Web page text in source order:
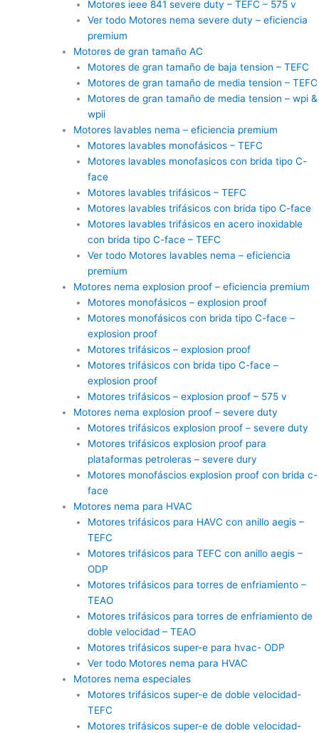
Motores ieee 841 severe duty – TEFC – 575 v
Ver todo Motores nema severe duty – eficiencia
premium
Motores de gran tamaño AC
Motores de gran tamaño de baja tension – TEFC
Motores de gran tamaño de media tension – TEFC
Motores de gran tamaño de media tension – wpi &
wpii
Motores lavables nema – eficiencia premium
Motores lavables monofásicos – TEFC
Motores lavables monofasicos con brida tipo C-
face
Motores lavables trifásicos – TEFC
Motores lavables trifásicos con brida tipo C-face
Motores lavables trifásicos en acero inoxidable
con brida tipo C-face – TEFC
Ver todo Motores lavables nema – eficiencia
premium
Motores nema explosion proof – eficiencia premium
Motores monofásicos – explosion proof
Motores monofásicos con brida tipo C-face –
explosion proof
Motores trifásicos – explosion proof
Motores trifásicos con brida tipo C-face –
explosion proof
Motores trifásicos – explosion proof – 575 v
Motores nema explosion proof – severe duty
Motores trifásicos explosion proof – severe duty
Motores trifásicos explosion proof para
plataformas petroleras – severe dury
Motores monofáscios explosion proof con brida c-
face
Motores nema para HVAC
Motores trifásicos para HAVC con anillo aegis –
TEFC
Motores trifásicos para TEFC con anillo aegis –
ODP
Motores trifásicos para torres de enfriamiento –
TEAO
Motores trifásicos para torres de enfriamiento de
doble velocidad – TEAO
Motores trifásicos super-e para hvac- ODP
Ver todo Motores nema para HVAC
Motores nema especiales
Motores trifásicos super-e de doble velocidad-
TEFC
Motores trifásicos super-e de doble velocidad-